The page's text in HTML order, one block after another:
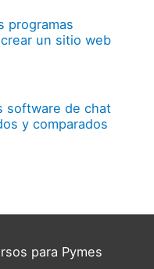
programas
un sitio web
software de chat
y comparados
para Pymes